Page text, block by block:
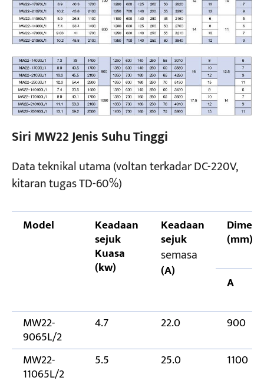
Siri MW22 Jenis Suhu Tinggi
Data teknikal utama (voltan terkadar DC-220V,
kitaran tugas TD-60%)
Model Keadaan
sejuk
Kuasa
(kw)
Keadaan
sejuk
semasa
(A)
(mm)
A
MW22-
9065L/2
4.7 22.0 900
MW22-
11065L/2
5.5 25.0 1100